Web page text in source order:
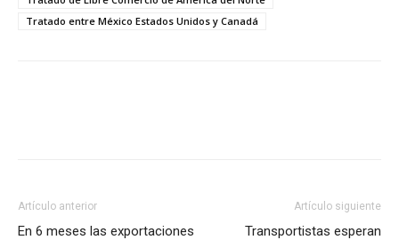
Tratado entre México Estados Unidos y Canadá
Artículo anterior
En 6 meses las exportaciones
Artículo siguiente
Transportistas esperan